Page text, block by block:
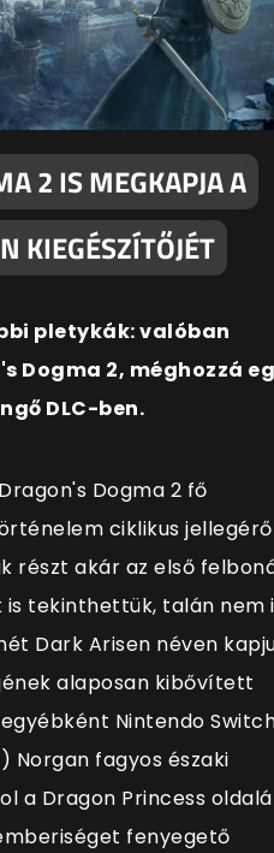
2 IS MEGKAPJA A
KIEGÉSZÍTŐJÉT
pletykák: valóban
Dogma 2, méghozzá
DLC-ben.
Dogma 2 fő
ciklikus
részt akár az első
tekinthettük, talán nem
Dark Arisen néven
alaposan kibővített
Nintendo
Norgan fagyos északi
a Dragon Princess
fenyegető